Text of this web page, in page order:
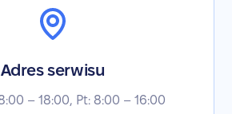
Adres serwisu
– 18:00, Pt: 8:00 – 16:00